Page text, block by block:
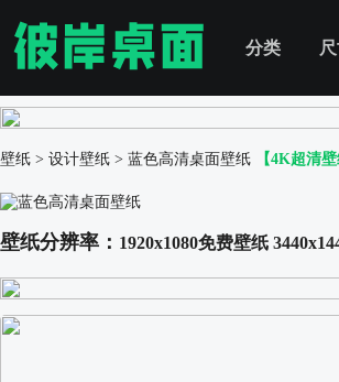
分类
壁纸 > 设计壁纸 > 蓝色高清桌面壁纸 【4K超清壁
壁纸分辨率： 1920x1080免费壁纸